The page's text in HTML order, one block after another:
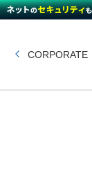
CORPORATE